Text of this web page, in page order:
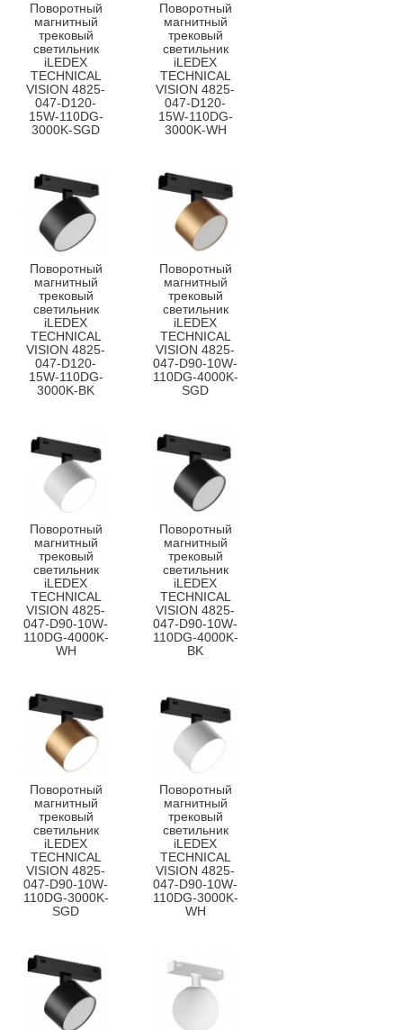
Поворотный
магнитный
трековый
светильник
iLEDEX
TECHNICAL
VISION 4825-
047-D120-
15W-110DG-
3000K-SGD
Поворотный
магнитный
трековый
светильник
iLEDEX
TECHNICAL
VISION 4825-
047-D120-
15W-110DG-
3000K-WH
Поворотный
магнитный
трековый
светильник
iLEDEX
TECHNICAL
VISION 4825-
047-D120-
15W-110DG-
3000K-BK
Поворотный
магнитный
трековый
светильник
iLEDEX
TECHNICAL
VISION 4825-
047-D90-10W-
110DG-4000K-
SGD
Поворотный
магнитный
трековый
светильник
iLEDEX
TECHNICAL
VISION 4825-
047-D90-10W-
110DG-4000K-
WH
Поворотный
магнитный
трековый
светильник
iLEDEX
TECHNICAL
VISION 4825-
047-D90-10W-
110DG-4000K-
BK
Поворотный
магнитный
трековый
светильник
iLEDEX
TECHNICAL
VISION 4825-
047-D90-10W-
110DG-3000K-
SGD
Поворотный
магнитный
трековый
светильник
iLEDEX
TECHNICAL
VISION 4825-
047-D90-10W-
110DG-3000K-
WH